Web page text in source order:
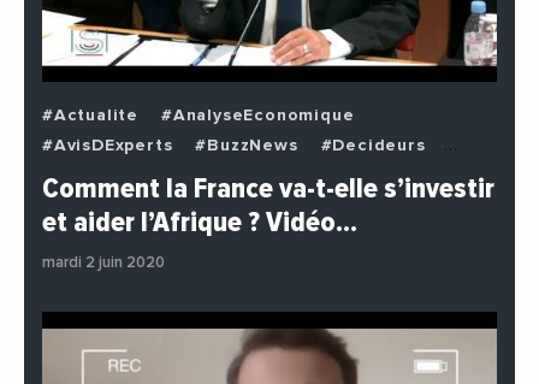
#Actualite
#AnalyseEconomique
#AvisDExperts
#BuzzNews
#Decideurs
#EchangesMediterraneens
#Economie
#Politique
Comment la France va-t-elle s’investir
et aider l’Afrique ? Vidéo…
mardi 2 juin 2020